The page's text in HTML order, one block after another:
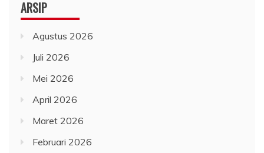
ARSIP
Agustus 2026
Juli 2026
Mei 2026
April 2026
Maret 2026
Februari 2026